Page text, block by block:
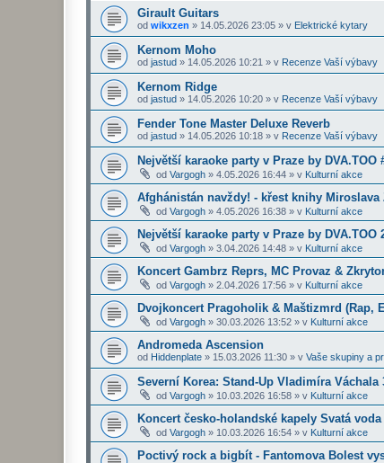
Girault Guitars
od wikxzen » 14.05.2026 23:05 » v Elektrické kytary
Kernom Moho
od jastud » 14.05.2026 10:21 » v Recenze Vaší výbavy
Kernom Ridge
od jastud » 14.05.2026 10:20 » v Recenze Vaší výbavy
Fender Tone Master Deluxe Reverb
od jastud » 14.05.2026 10:18 » v Recenze Vaší výbavy
Největší karaoke party v Praze by DVA.TOO
od Vargogh » 4.05.2026 16:44 » v Kulturní akce
Afghánistán navždy! - křest knihy Miroslava
od Vargogh » 4.05.2026 16:38 » v Kulturní akce
Největší karaoke party v Praze by DVA.TOO
od Vargogh » 3.04.2026 14:48 » v Kulturní akce
Koncert Gambrz Reprs, MC Provaz &
od Vargogh » 2.04.2026 17:56 » v Kulturní akce
Dvojkoncert Pragoholik & Maštizmrd (Rap,
od Vargogh » 30.03.2026 13:52 » v Kulturní akce
Andromeda Ascension
od Hiddenplate » 15.03.2026 11:30 » v Vaše skupiny a
Severní Korea: Stand-Up Vladimíra Váchala
od Vargogh » 10.03.2026 16:58 » v Kulturní akce
Koncert česko-holandské kapely Svatá
od Vargogh » 10.03.2026 16:54 » v Kulturní akce
Poctivý rock a bigbít - Fantomova Bolest